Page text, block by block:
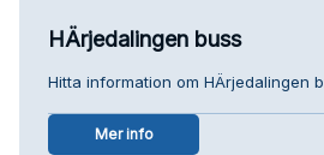
HÄrjedalingen buss
Hitta information om HÄrjedalingen
Mer info